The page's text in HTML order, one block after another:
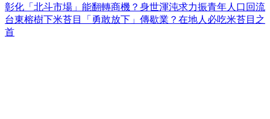
彰化「北斗市場」能翻轉商機？身世渾沌求力振青年人口回流
台東榕樹下米苔目「勇敢放下」傳歇業？在地人必吃米苔目之
首